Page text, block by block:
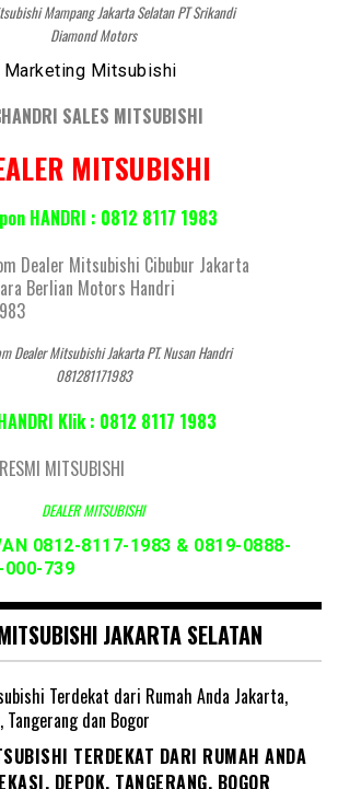
Mampang Jakarta Selatan PT Srikandi
Diamond Motors
MITSUBISHI
HANDRI : 0812 8117 1983
Dealer Mitsubishi Jakarta PT. Nusan Handri
081281171983
Klik : 0812 8117 1983
DEALER MITSUBISHI
0812-8117-1983 & 0819-0888-
000-739
JAKARTA SELATAN
TERDEKAT DARI RUMAH ANDA
DEPOK, TANGERANG, BOGOR